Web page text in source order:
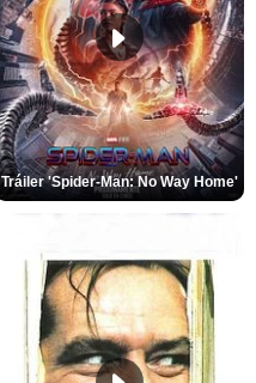
Tráiler 'Spider-Man: No Way Home'